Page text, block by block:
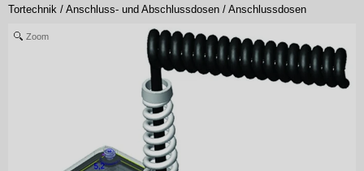
Tortechnik / Anschluss- und Abschlussdosen / Anschlussdosen
Zoom